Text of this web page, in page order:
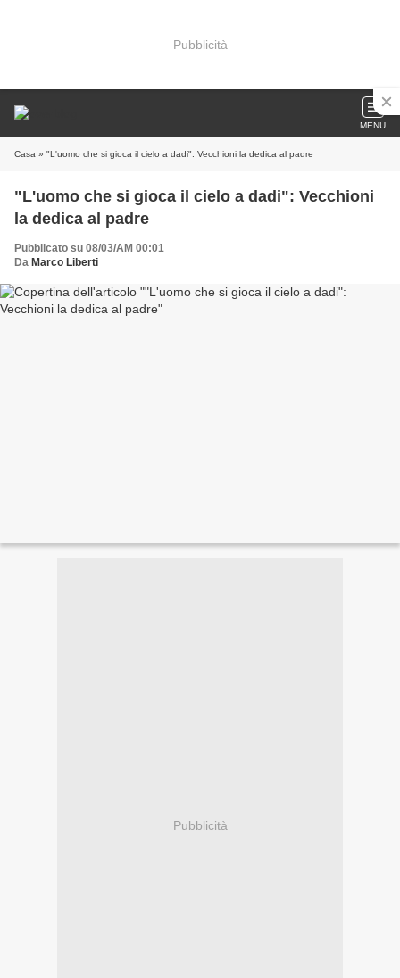
Pubblicità
MENU
Casa » "L'uomo che si gioca il cielo a dadi": Vecchioni la dedica al padre
"L'uomo che si gioca il cielo a dadi": Vecchioni
la dedica al padre
Pubblicato su 08/03/AM 00:01
Da Marco Liberti
Pubblicità